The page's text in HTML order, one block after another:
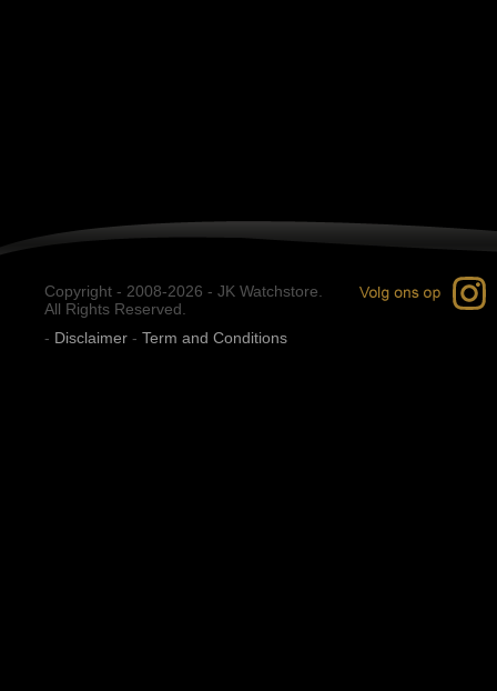
Copyright - 2008-2026 - JK Watchstore.
All Rights Reserved.
- Disclaimer - Term and Conditions